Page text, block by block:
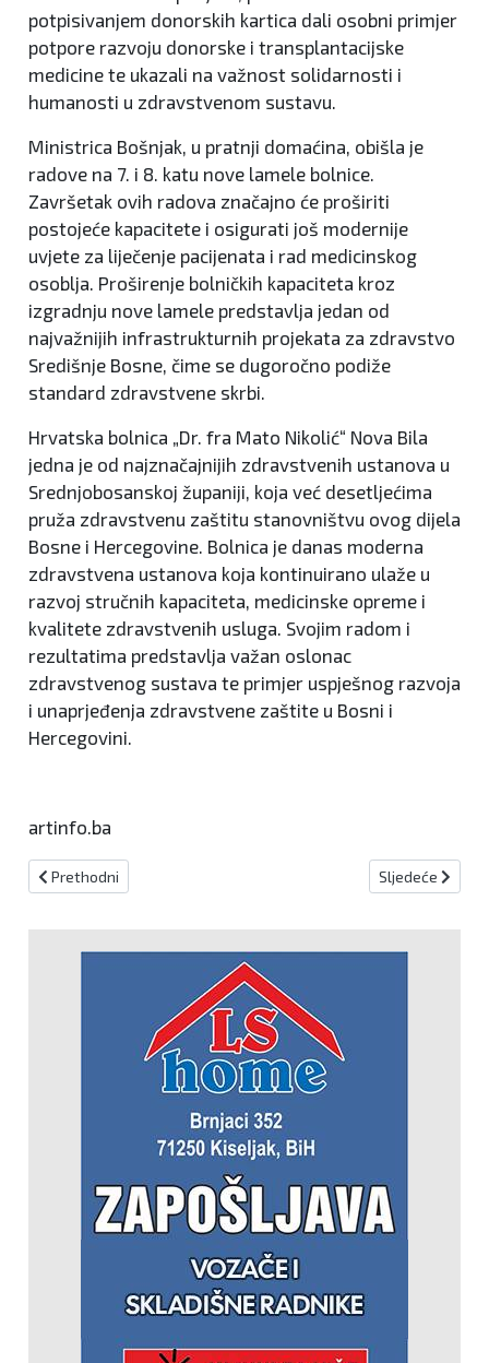
potpisivanjem donorskih kartica dali osobni primjer
potpore razvoju donorske i transplantacijske
medicine te ukazali na važnost solidarnosti i
humanosti u zdravstvenom sustavu.
Ministrica Bošnjak, u pratnji domaćina, obišla je
radove na 7. i 8. katu nove lamele bolnice.
Završetak ovih radova značajno će proširiti
postojeće kapacitete i osigurati još modernije
uvjete za liječenje pacijenata i rad medicinskog
osoblja. Proširenje bolničkih kapaciteta kroz
izgradnju nove lamele predstavlja jedan od
najvažnijih infrastrukturnih projekata za zdravstvo
Središnje Bosne, čime se dugoročno podiže
standard zdravstvene skrbi.
Hrvatska bolnica „Dr. fra Mato Nikolić“ Nova Bila
jedna je od najznačajnijih zdravstvenih ustanova u
Srednjobosanskoj županiji, koja već desetljećima
pruža zdravstvenu zaštitu stanovništvu ovog dijela
Bosne i Hercegovine. Bolnica je danas moderna
zdravstvena ustanova koja kontinuirano ulaže u
razvoj stručnih kapaciteta, medicinske opreme i
kvalitete zdravstvenih usluga. Svojim radom i
rezultatima predstavlja važan oslonac
zdravstvenog sustava te primjer uspješnog razvoja
i unaprjeđenja zdravstvene zaštite u Bosni i
Hercegovini.
artinfo.ba
Prethodni članak: NOVI TRAVNIK Mladi ljudi uz potporu Grada
Prethodni Sljedeći članak:
Sljedeće